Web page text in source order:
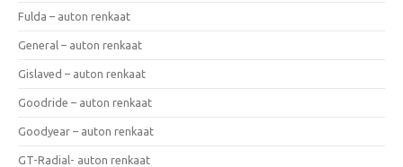
Fulda – auton renkaat
General – auton renkaat
Gislaved – auton renkaat
Goodride – auton renkaat
Goodyear – auton renkaat
GT-Radial- auton renkaat